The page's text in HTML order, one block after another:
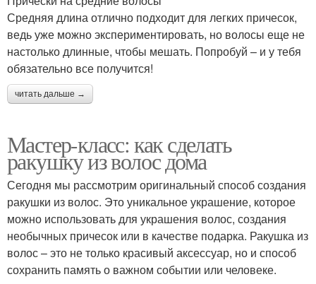
Средняя длина отлично подходит для легких причесок,
ведь уже можно экспериментировать, но волосы еще не
настолько длинные, чтобы мешать. Попробуй – и у тебя
обязательно все получится!
читать дальше →
Мастер-класс: как сделать
ракушку из волос дома
Сегодня мы рассмотрим оригинальный способ создания
ракушки из волос. Это уникальное украшение, которое
можно использовать для украшения волос, создания
необычных причесок или в качестве подарка. Ракушка из
волос – это не только красивый аксессуар, но и способ
сохранить память о важном событии или человеке.